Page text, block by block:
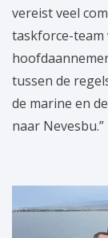
vereist veel
taskforce-team
tussen de
de marine en
naar Nevesbu.”